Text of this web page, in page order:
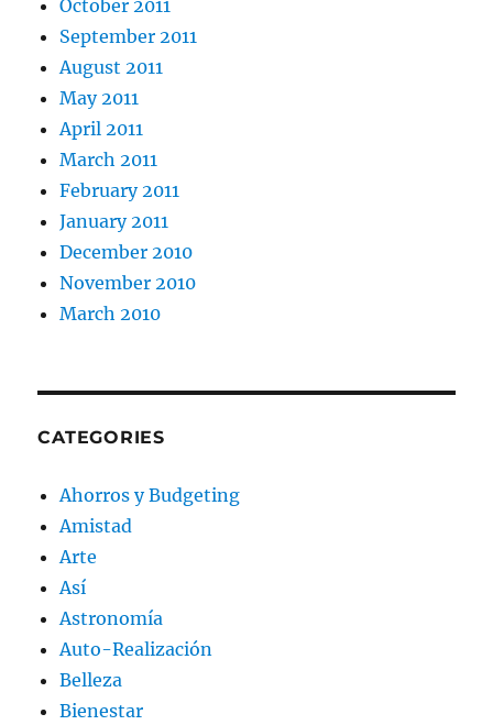
October 2011
September 2011
August 2011
May 2011
April 2011
March 2011
February 2011
January 2011
December 2010
November 2010
March 2010
CATEGORIES
Ahorros y Budgeting
Amistad
Arte
Así
Astronomía
Auto-Realización
Belleza
Bienestar